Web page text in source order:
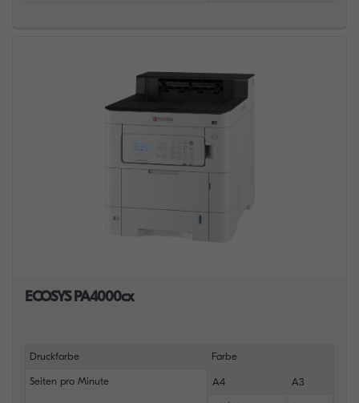
ECOSYS PA4000cx
Druckfarbe Farbe
Seiten pro Minute A4 A3